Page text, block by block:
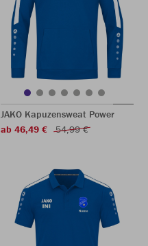
JAKO Kapuzensweat Power
ab 46,49 €
54,99 €